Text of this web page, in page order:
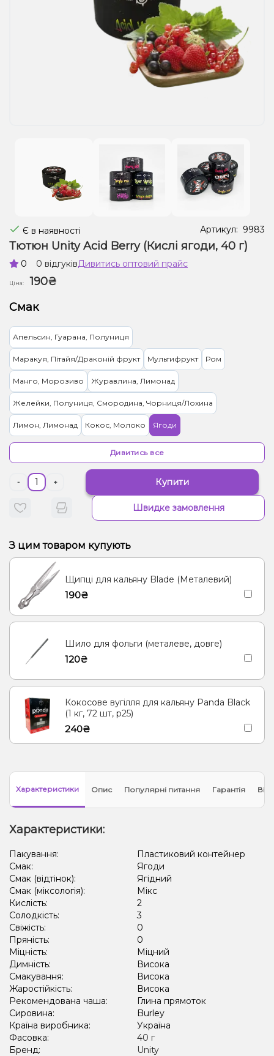
Рідини для електронних сигарет
Є в наявності Артикул: 9983
Тютюн Unity Acid Berry (Кислі ягоди, 40 г)
0 0 відгуківДивитись оптовий прайс
Ціна:
190₴
Смак
Апельсин, Гуарана, Полуниця
Маракуя, Пітайя/Драконій фрукт Мультифрукт Ром
Манго, Морозиво Журавлина, Лимонад
Желейки, Полуниця, Смородина, Чорниця/Лохина
Лимон, Лимонад Кокос, Молоко Ягоди
Виноград, Желейки Ківі, Лимонад Ананас, Цукерки
Мохіто, Смородіна
Лайм, Чай Пиріг/Кондитерка, Шоколад
Вишня/Черешня, Цукерки Лічі, Манго, Маракуя
Грейпфрут, Полуниця, Малина Шавлія Лимон
Жуйка (фруктова), Мультифрукт
Марула Лимон, М'ята, Морозиво
Дивитись все
- + Купити
Швидке замовлення
З цим товаром купують
Щипці для кальяну Blade (Металевий)
190₴
Шило для фольги (металеве, довге)
120₴
Кокосове вугілля для кальяну Panda Black
(1 кг, 72 шт, р25)
240₴
Характеристики Опис Популярні питання Гарантія
Характеристики:
Пакування:
Пластиковий контейнер
Смак:
Ягоди
Смак (відтінок):
Ягідний
Смак (міксологія):
Мікс
Кислість:
2
Солодкість:
3
Свіжість:
0
Пряність:
0
Міцність:
Міцний
Димність:
Висока
Смакування:
Висока
Жаростійкість:
Висока
Рекомендована чаша:
Глина прямоток
Сировина:
Burley
Країна виробника:
Україна
Фасовка:
40 г
Бренд:
Unity